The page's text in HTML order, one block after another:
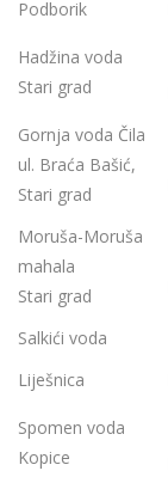
Podborik
Hadžina voda
Stari grad
Gornja voda Čila
ul. Braća Bašić,
Stari grad
Moruša-Moruša
mahala
Stari grad
Salkići voda
Liješnica
Spomen voda
Kopice